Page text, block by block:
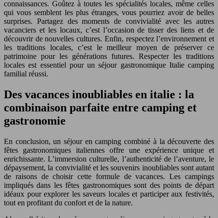
connaissances. Goûtez à toutes les spécialités locales, même celles
qui vous semblent les plus étranges, vous pourriez avoir de belles
surprises. Partagez des moments de convivialité avec les autres
vacanciers et les locaux, c’est l’occasion de tisser des liens et de
découvrir de nouvelles cultures. Enfin, respectez l’environnement et
les traditions locales, c’est le meilleur moyen de préserver ce
patrimoine pour les générations futures. Respecter les traditions
locales est essentiel pour un séjour gastronomique Italie camping
familial réussi.
Des vacances inoubliables en italie : la
combinaison parfaite entre camping et
gastronomie
En conclusion, un séjour en camping combiné à la découverte des
fêtes gastronomiques italiennes offre une expérience unique et
enrichissante. L’immersion culturelle, l’authenticité de l’aventure, le
dépaysement, la convivialité et les souvenirs inoubliables sont autant
de raisons de choisir cette formule de vacances. Les campings
impliqués dans les fêtes gastronomiques sont des points de départ
idéaux pour explorer les saveurs locales et participer aux festivités,
tout en profitant du confort et de la nature.